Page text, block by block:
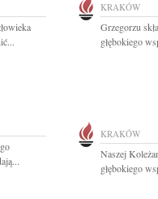
KRAKÓW
Grzegorzu
głębokiego
KRAKÓW
Naszej
głębokiego